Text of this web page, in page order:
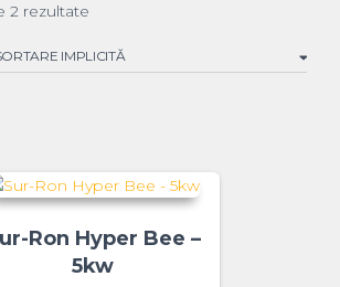
2 rezultate
Ron Hyper Bee –
5kw